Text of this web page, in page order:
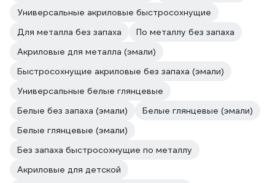
Универсальные акриловые быстросохнущие
Для металла без запаха
По металлу без запаха
Акриловые для металла (эмали)
Быстросохнущие акриловые без запаха (эмали)
Универсальные белые глянцевые
Белые без запаха (эмали)
Белые глянцевые (эмали)
Белые глянцевые (эмали)
Без запаха быстросохнущие по металлу
Акриловые для детской